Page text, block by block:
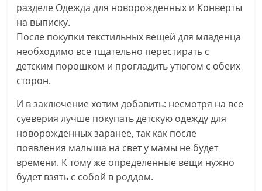
разделе Одежда для новорожденных и Конверты
на выписку.
После покупки текстильных вещей для младенца
необходимо все тщательно перестирать с
детским порошком и прогладить утюгом с обеих
сторон.
И в заключение хотим добавить: несмотря на все
суеверия лучше покупать детскую одежду для
новорожденных заранее, так как после
появления малыша на свет у мамы не будет
времени. К тому же определенные вещи нужно
будет взять с собой в роддом.